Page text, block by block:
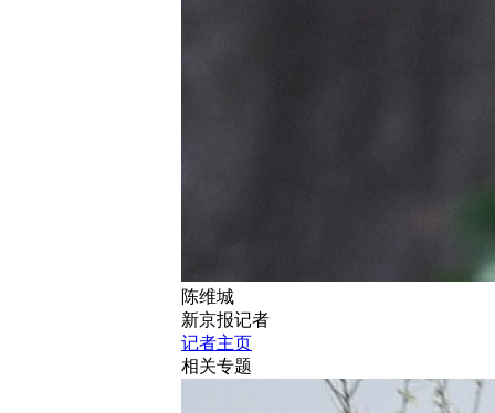
陈维城
新京报记者
记者主页
相关专题